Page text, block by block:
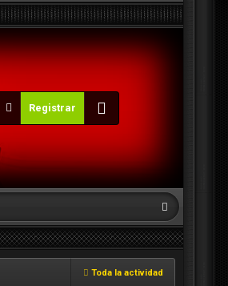
Registrar
Toda la actividad